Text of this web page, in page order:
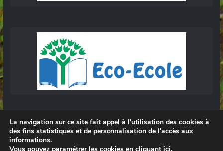
La navigation sur ce site fait appel à l'utilisation des cookies à
des fins statistiques et de personnalisation de l'accès aux
informations.
Vous pouvez paramétrer les cookies en cliquant ici.